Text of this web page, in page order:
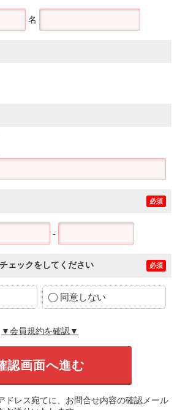
名
必須
-
ェックをしてください 必須
同意しない
▼会員規約を確認▼
ドレス宛てに、お問合せ内容の確認メール